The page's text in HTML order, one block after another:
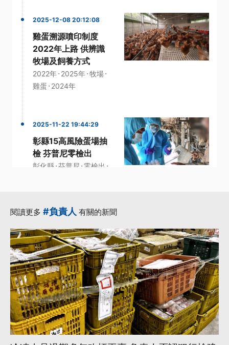
2025-12-08 20:12:08
雞蛋溯源噴印制度
2022年上路 供辨識
牧場及飼養方式
2022年· 2025年·牧場·
雞蛋 · 2024年
2025-11-22 19:44:29
彰縣15高風險蛋場抽
檢 芬普尼零檢出
彰化縣·芬普尼 ·零檢出 ·
閱讀更多 #負責人 有關的新聞